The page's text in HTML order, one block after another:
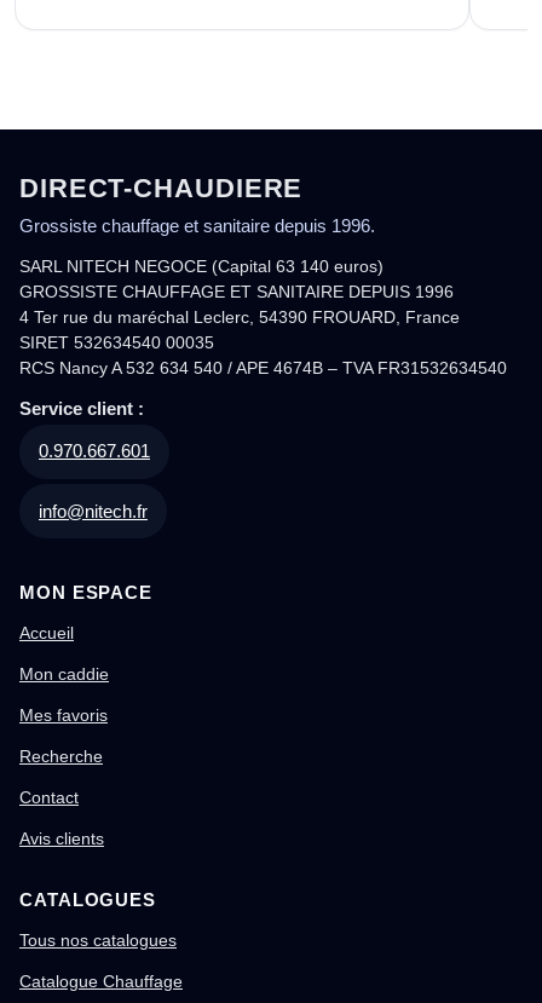
DIRECT-CHAUDIERE
Grossiste chauffage et sanitaire depuis 1996.
SARL NITECH NEGOCE (Capital 63 140 euros)
GROSSISTE CHAUFFAGE ET SANITAIRE DEPUIS 1996
4 Ter rue du maréchal Leclerc, 54390 FROUARD, France
SIRET 532634540 00035
RCS Nancy A 532 634 540 / APE 4674B – TVA FR31532634540
Service client :
0.970.667.601
info@nitech.fr
MON ESPACE
Accueil
Mon caddie
Mes favoris
Recherche
Contact
Avis clients
CATALOGUES
Tous nos catalogues
Catalogue Chauffage